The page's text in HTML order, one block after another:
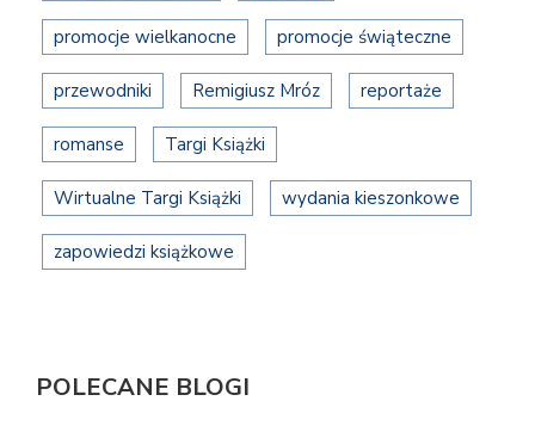
promocje wielkanocne promocje świąteczne
przewodniki Remigiusz Mróz reportaże
romanse Targi Książki
Wirtualne Targi Książki wydania kieszonkowe
zapowiedzi książkowe
POLECANE BLOGI